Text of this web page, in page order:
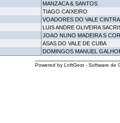
MANZACA & SANTOS
TIAGO CAIXEIRO
VOADORES DO VALE
LUIS ANDRE OLIVEIRA
JOAO NUNO MADEIRA S
ASAS DO VALE DE CUBA
DOMINGOS MANUEL
Powered by LoftGest - Software de